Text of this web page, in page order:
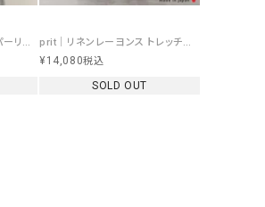
オン） RED CARD（レッドカード）
（デニムダンガリー）
SUN VALLEY（サンバレー）
prit｜ナイロンシアーペーパーリップストップ裾ヒモコクーンベスト [[P82601]][C] prit｜リネンレーヨンス トレッチスロウパンツ [[P71622]][C]
¥14,080税込
SOLD OUT